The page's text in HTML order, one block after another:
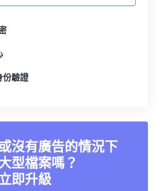
份驗證
沒有廣告的情況下
型檔案嗎？
即升級